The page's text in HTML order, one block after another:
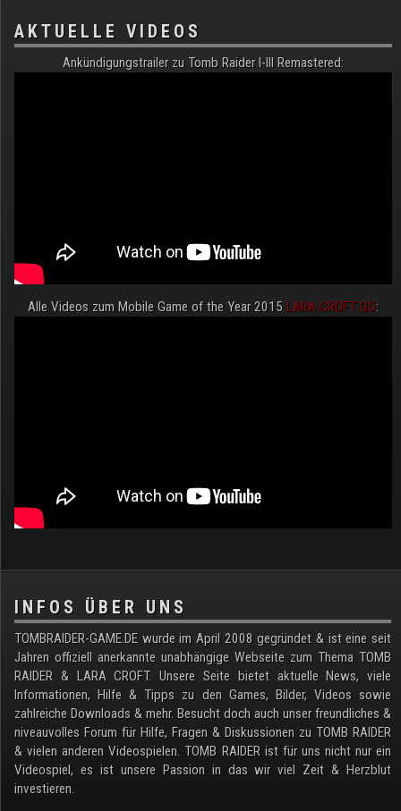
AKTUELLE VIDEOS
Ankündigungstrailer zu Tomb Raider I-III Remastered:
Alle Videos zum Mobile Game of the Year 2015 LARA CROFT GO:
.
INFOS ÜBER UNS
TOMBRAIDER-GAME.DE wurde im April 2008 gegründet & ist eine seit
Jahren offiziell anerkannte unabhängige Webseite zum Thema TOMB
RAIDER & LARA CROFT. Unsere Seite bietet aktuelle News, viele
Informationen, Hilfe & Tipps zu den Games, Bilder, Videos sowie
zahlreiche Downloads & mehr. Besucht doch auch unser freundliches &
niveauvolles Forum für Hilfe, Fragen & Diskussionen zu TOMB RAIDER
& vielen anderen Videospielen. TOMB RAIDER ist für uns nicht nur ein
Videospiel, es ist unsere Passion in das wir viel Zeit & Herzblut
investieren.